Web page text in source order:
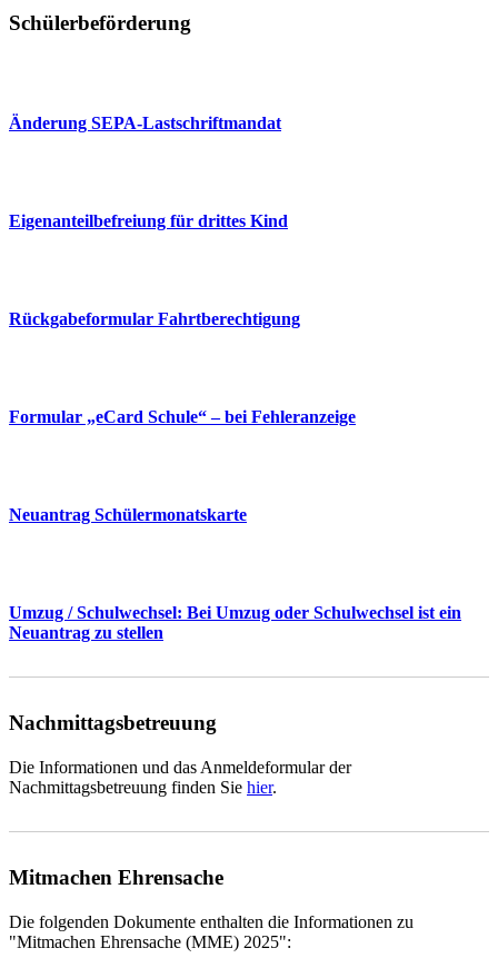
Schülerbeförderung
Änderung SEPA-Lastschriftmandat
Eigenanteilbefreiung für drittes Kind
Rückgabeformular Fahrtberechtigung
Formular „eCard Schule“ – bei Fehleranzeige
Neuantrag Schülermonatskarte
Umzug / Schulwechsel: Bei Umzug oder Schulwechsel ist ein
Neuantrag zu stellen
Nachmittagsbetreuung
Die Informationen und das Anmeldeformular der
Nachmittagsbetreuung finden Sie hier.
Mitmachen Ehrensache
Die folgenden Dokumente enthalten die Informationen zu
"Mitmachen Ehrensache (MME) 2025":